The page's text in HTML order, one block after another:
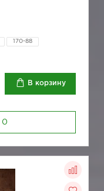
170-88
В корзину
0